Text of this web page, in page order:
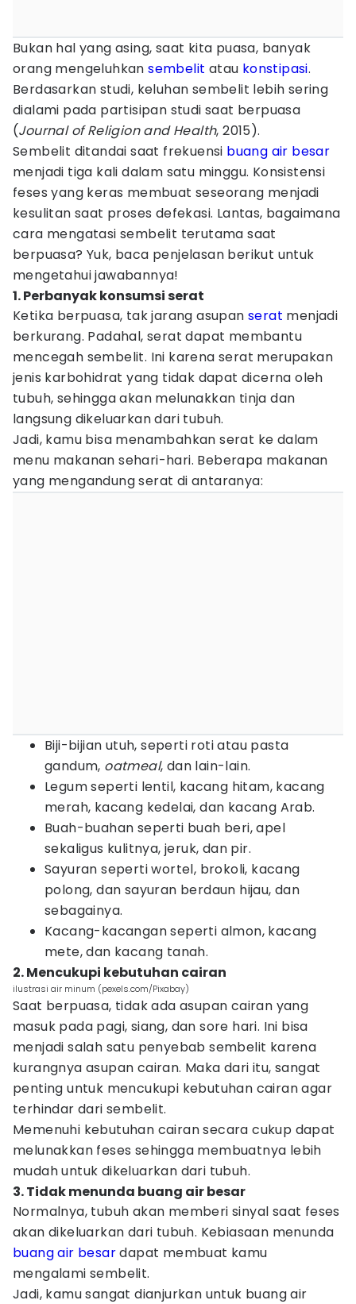
Bukan hal yang asing, saat kita puasa, banyak
orang mengeluhkansembelit atau konstipasi.
Berdasarkan studi, keluhan sembelit lebih sering
dialami pada partisipan studi saat berpuasa
(Journal of Religion and Health, 2015).
Sembelit ditandai saat frekuensi buang air besar
menjadi tiga kali dalam satu minggu. Konsistensi
feses yang keras membuat seseorang menjadi
kesulitan saat proses defekasi. Lantas, bagaimana
cara mengatasi sembelit terutama saat
berpuasa? Yuk, baca penjelasan berikut untuk
mengetahui jawabannya!
1. Perbanyak konsumsi serat
Ketika berpuasa, tak jarang asupan serat menjadi
berkurang. Padahal, serat dapat membantu
mencegah sembelit. Ini karena serat merupakan
jenis karbohidrat yang tidak dapat dicerna oleh
tubuh, sehingga akan melunakkan tinja dan
langsung dikeluarkan dari tubuh.
Jadi, kamu bisa menambahkan serat ke dalam
menu makanan sehari-hari. Beberapa makanan
yang mengandung serat di antaranya:
Biji-bijian utuh, seperti roti atau pasta
gandum, oatmeal, dan lain-lain.
Legum seperti lentil, kacang hitam, kacang
merah, kacang kedelai, dan kacang Arab.
Buah-buahan seperti buah beri, apel
sekaligus kulitnya, jeruk, dan pir.
Sayuran seperti wortel, brokoli, kacang
polong, dan sayuran berdaun hijau, dan
sebagainya.
Kacang-kacangan seperti almon, kacang
mete, dan kacang tanah.
2. Mencukupi kebutuhan cairan
ilustrasi air minum (pexels.com/Pixabay)
Saat berpuasa, tidak ada asupan cairan yang
masuk pada pagi, siang, dan sore hari. Ini bisa
menjadi salah satu penyebab sembelit karena
kurangnya asupan cairan. Maka dari itu, sangat
penting untuk mencukupi kebutuhan cairan agar
terhindar dari sembelit.
Memenuhi kebutuhan cairan secara cukup dapat
melunakkan feses sehingga membuatnya lebih
mudah untuk dikeluarkan dari tubuh.
3. Tidak menunda buang air besar
Normalnya, tubuh akan memberi sinyal saat feses
akan dikeluarkan dari tubuh. Kebiasaan menunda
buang air besardapat membuat kamu
mengalami sembelit.
Jadi, kamu sangat dianjurkan untuk buang air